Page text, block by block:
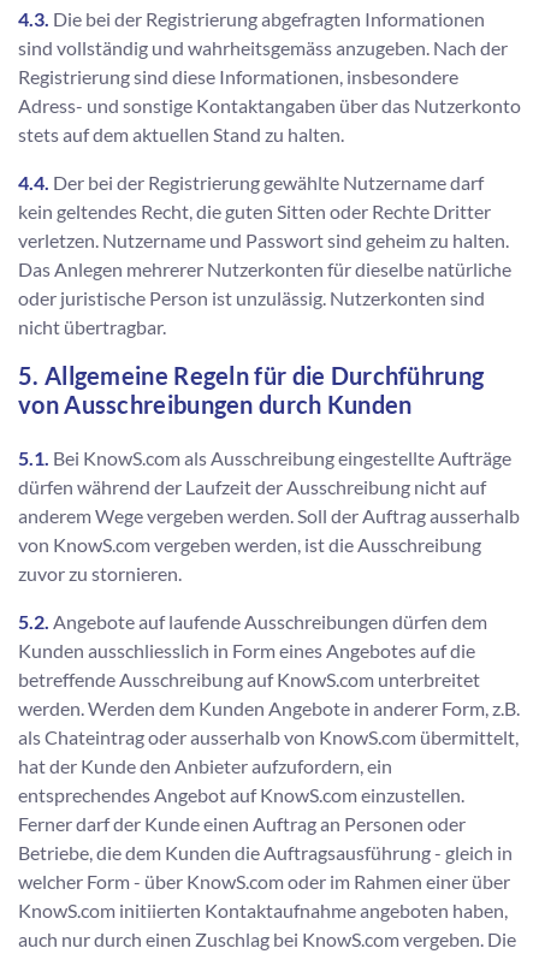
4.3. Die bei der Registrierung abgefragten Informationen
sind vollständig und wahrheitsgemäss anzugeben. Nach der
Registrierung sind diese Informationen, insbesondere
Adress- und sonstige Kontaktangaben über das Nutzerkonto
stets auf dem aktuellen Stand zu halten.
4.4. Der bei der Registrierung gewählte Nutzername darf
kein geltendes Recht, die guten Sitten oder Rechte Dritter
verletzen. Nutzername und Passwort sind geheim zu halten.
Das Anlegen mehrerer Nutzerkonten für dieselbe natürliche
oder juristische Person ist unzulässig. Nutzerkonten sind
nicht übertragbar.
5. Allgemeine Regeln für die Durchführung
von Ausschreibungen durch Kunden
5.1. Bei KnowS.com als Ausschreibung eingestellte Aufträge
dürfen während der Laufzeit der Ausschreibung nicht auf
anderem Wege vergeben werden. Soll der Auftrag ausserhalb
von KnowS.com vergeben werden, ist die Ausschreibung
zuvor zu stornieren.
5.2. Angebote auf laufende Ausschreibungen dürfen dem
Kunden ausschliesslich in Form eines Angebotes auf die
betreffende Ausschreibung auf KnowS.com unterbreitet
werden. Werden dem Kunden Angebote in anderer Form, z.B.
als Chateintrag oder ausserhalb von KnowS.com übermittelt,
hat der Kunde den Anbieter aufzufordern, ein
entsprechendes Angebot auf KnowS.com einzustellen.
Ferner darf der Kunde einen Auftrag an Personen oder
Betriebe, die dem Kunden die Auftragsausführung - gleich in
welcher Form - über KnowS.com oder im Rahmen einer über
KnowS.com initiierten Kontaktaufnahme angeboten haben,
auch nur durch einen Zuschlag bei KnowS.com vergeben. Die